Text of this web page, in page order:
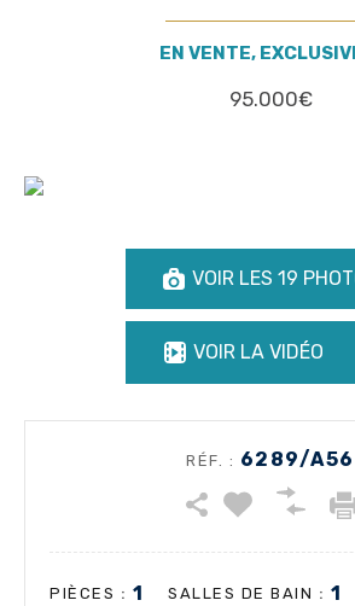
EN VENTE,
95.000€
VOIR LES 19
VOIR LA VIDÉO
RÉF. : 6289/A56
PIÈCES : 1 SALLES DE BAIN : 1